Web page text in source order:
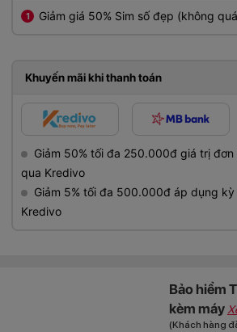
Giảm giá 50% Sim số đẹp (không
Khuyến mãi khi thanh toán
Giảm 50% tối đa 250.000đ giá trị
qua Kredivo
Giảm 5% tối đa 500.000đ áp dụng
Kredivo
Bảo hiểm
kèm máy
(Khách hàng